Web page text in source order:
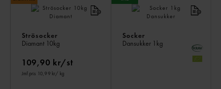
Strösocker
Diamant 10kg
109,90 kr/st
Jmf.pris 10,99 kr/ kg
Socker
Dansukker 1kg